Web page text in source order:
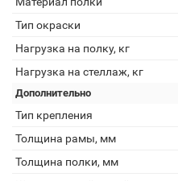
Тип окраски
Нагрузка на полку, кг
Нагрузка на стеллаж, кг
Дополнительно
Тип крепления
Толщина рамы, мм
Толщина полки, мм